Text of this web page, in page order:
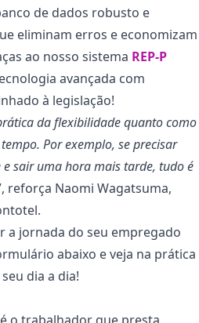
de dados robusto e
eliminam erros e economizam
ao nosso sistema REP-P
avançada com
à legislação!
da flexibilidade quanto como
Por exemplo, se precisar
sair uma hora mais tarde, tudo é
reforça Naomi Wagatsuma,
a jornada do seu empregado
abaixo e veja na prática
dia a dia!